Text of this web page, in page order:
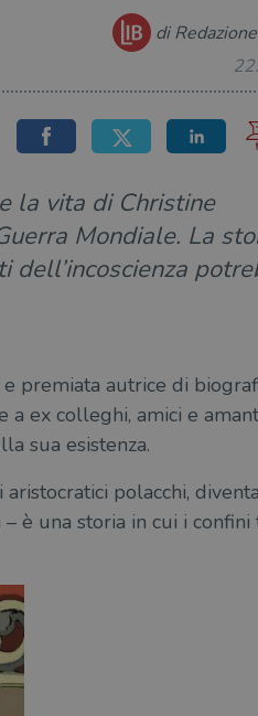
di
la vita di Christine
Mondiale. La
e premiata autrice di
ex colleghi, amici e
sua esistenza.
aristocratici polacchi,
è una storia in cui i confini